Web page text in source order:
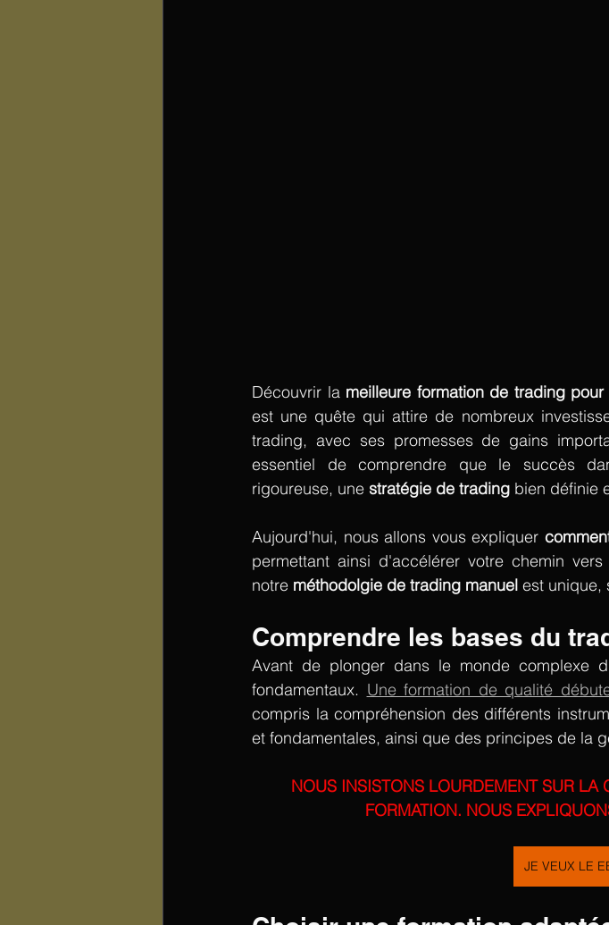
Découvrir la meilleure formation de trading
est une quête qui attire de nombreux
trading, avec ses promesses de gains
essentiel de comprendre que le succès
rigoureuse, une stratégie de trading bien définie
Aujourd'hui, nous allons vous expliquer
permettant ainsi d'accélérer votre chemin
notre méthodolgie de trading manuel est unique,
Comprendre les bases du
Avant de plonger dans le monde complexe
fondamentaux. Une formation de qualité
compris la compréhension des différents
et fondamentales, ainsi que des principes de la
NOUS INSISTONS LOURDEMENT SUR LA
FORMATION. NOUS
JE VEUX LE